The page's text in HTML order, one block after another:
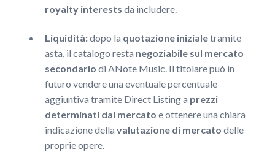
royalty interests da includere.
Liquidità:dopo la quotazione inizialetramite
asta, il catalogo resta negoziabile sul mercato
secondario di ANote Music. Il titolare può in
futuro vendere una eventuale percentuale
aggiuntiva tramite Direct Listing a prezzi
determinati dal mercato e ottenere una chiara
indicazione della valutazione di mercato delle
proprie opere.